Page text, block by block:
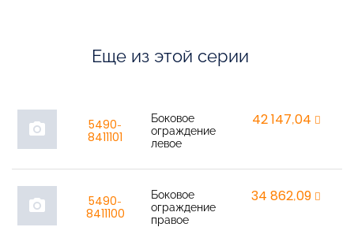
Еще из этой серии
photo_camera
5490-
8411101
Боковое
ограждение
левое
42 147,04
photo_camera
5490-
8411100
Боковое
ограждение
правое
34 862,09